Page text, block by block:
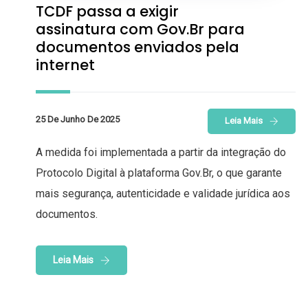
TCDF passa a exigir
assinatura com Gov.Br para
documentos enviados pela
internet
25 De Junho De 2025 Leia Mais
A medida foi implementada a partir da integração do
Protocolo Digital à plataforma Gov.Br, o que garante
mais segurança, autenticidade e validade jurídica aos
documentos.
Leia Mais